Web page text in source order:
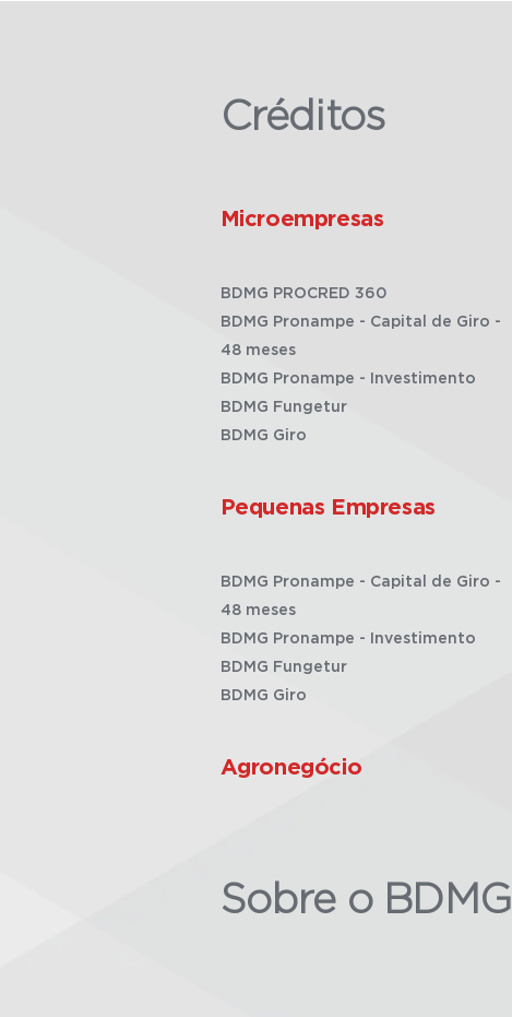
Créditos
Microempresas
BDMG PROCRED 360
BDMG Pronampe - Capital de Giro -
48 meses
BDMG Pronampe - Investimento
BDMG Fungetur
BDMG Giro
Pequenas Empresas
BDMG Pronampe - Capital de Giro -
48 meses
BDMG Pronampe - Investimento
BDMG Fungetur
BDMG Giro
Agronegócio
Sobre o BDMG